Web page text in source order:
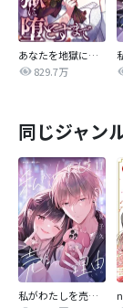
あなたを地獄に堕とすまで
829.7万
同じジャン
私がわたしを売る理由